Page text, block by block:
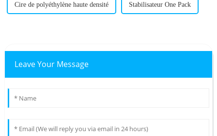
Cire de polyéthylène haute densité Stabilisateur One Pack
Leave Your Message